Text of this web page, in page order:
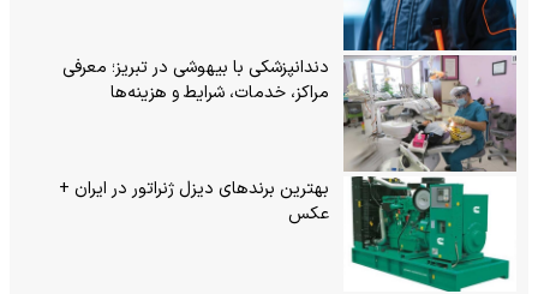
دندانپزشکی با بیهوشی در تبریز؛ معرفی
مراکز، خدمات، شرایط و هزینه‌ها
بهترین برندهای دیزل ژنراتور در ایران +
عکس